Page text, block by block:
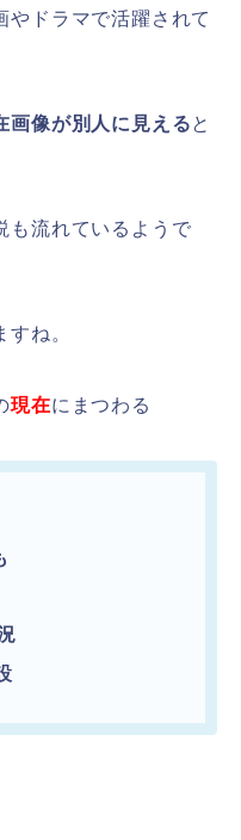
やドラマで活躍されて
画像が別人に見えると
も流れているようで
ね。
現在にまつわる